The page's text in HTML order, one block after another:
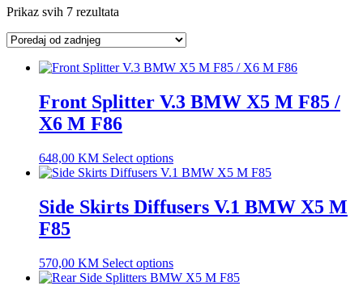
Prikaz svih 7 rezultata
Front Splitter V.3 BMW X5 M F85 /
X6 M F86
648,00 KM Select options
Side Skirts Diffusers V.1 BMW X5 M
F85
570,00 KM Select options